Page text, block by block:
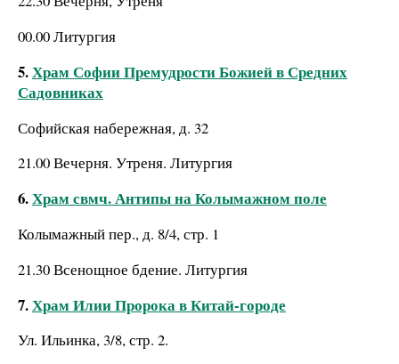
00.00 Литургия
5.Храм Софии Премудрости Божией в Средних
Садовниках
Софийская набережная, д. 32
21.00 Вечерня. Утреня. Литургия
6.Храм свмч. Антипы на Колымажном поле
Колымажный пер., д. 8/4, стр. 1
21.30 Всенощное бдение. Литургия
7.Храм Илии Пророка в Китай-городе
Ул. Ильинка, 3/8, стр. 2.